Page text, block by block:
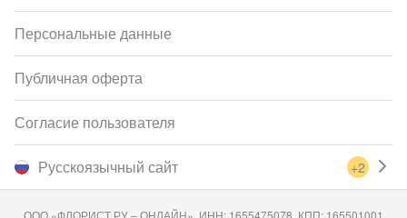
Русскоязычный сайт +2
Персональные данные
Публичная оферта
Согласие пользователя
ООО «ФЛОРИСТ.РУ – ОНЛАЙН», ИНН: 1655475078, КПП: 165501001